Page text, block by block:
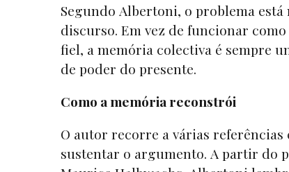
Segundo Albertoni, o problema
discurso. Em vez de funcionar
fiel, a memória colectiva é sempre
de poder do presente.
Como a memória reconstrói
O autor recorre a várias
sustentar o argumento. A partir do